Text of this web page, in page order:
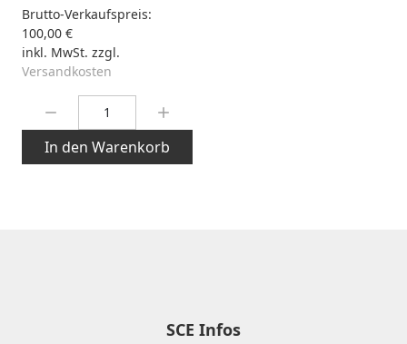
Brutto-Verkaufspreis:
100,00 €
inkl. MwSt. zzgl.
Versandkosten
In den Warenkorb
SCE Infos